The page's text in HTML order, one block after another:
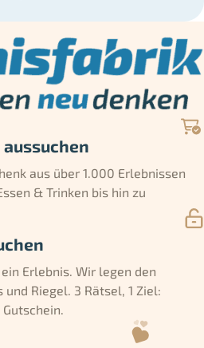
aus über 1.000 Erlebnissen
& Trinken bis hin zu
Erlebnis. Wir legen den
Riegel. 3 Rätsel, 1 Ziel: